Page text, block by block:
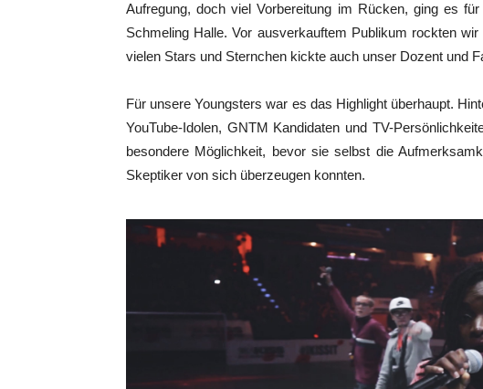
Aufregung, doch viel Vorbereitung im Rücken, ging es
Schmeling Halle. Vor ausverkauftem Publikum rockten
vielen Stars und Sternchen kickte auch unser Dozent und
Für unsere Youngsters war es das Highlight überhaupt.
YouTube-Idolen, GNTM Kandidaten und TV-
besondere Möglichkeit, bevor sie selbst die
Skeptiker von sich überzeugen konnten.